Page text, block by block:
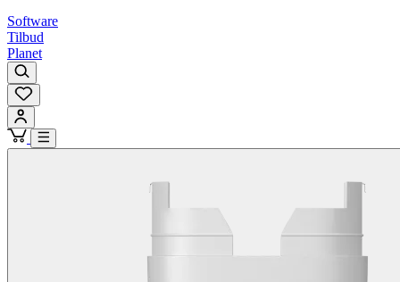
Software
Tilbud
Planet